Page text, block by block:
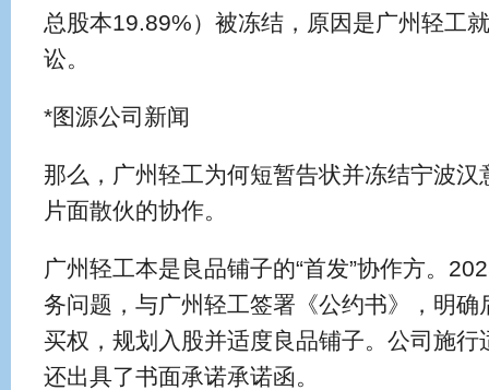
总股本19.89%）被冻结，原因是广州轻工
讼。
*图源公司新闻
那么，广州轻工为何短暂告状并冻结宁波
片面散伙的协作。
广州轻工本是良品铺子的“首发”协作方。
务问题，与广州轻工签署《公约书》，明
买权，规划入股并适度良品铺子。公司施
还出具了书面承诺承诺函。